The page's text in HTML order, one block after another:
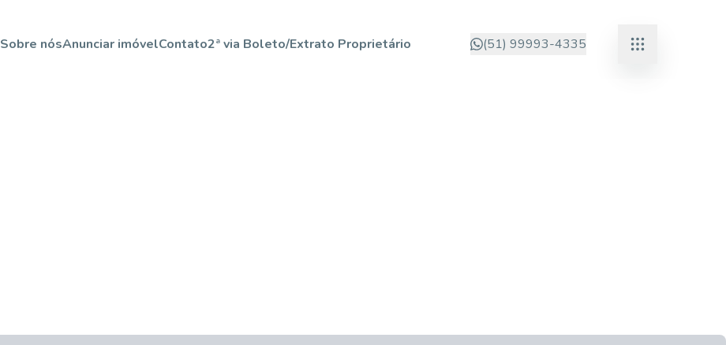
Sobre nósAnunciar imóvelContato2ª via Boleto/Extrato Proprietário (51) 99993-4335